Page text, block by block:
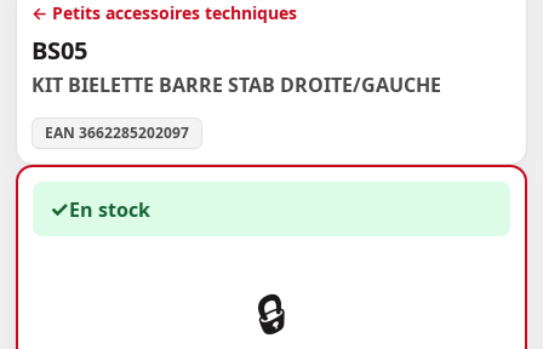
← Petits accessoires techniques
BS05
KIT BIELETTE BARRE STAB DROITE/GAUCHE
EAN 3662285202097
✓En stock
🔒